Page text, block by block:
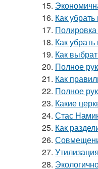
15.
16. Как
17. Полировка
18. Как
19. Как
20. Полное
21. Как
22. Полное
23. Какие
24. Стас
25. Как
26.
27.
28.